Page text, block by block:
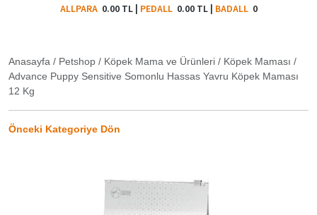
ALLPARA 0.00 TL| PEDALL 0.00 TL| BADALL0
Anasayfa / Petshop / Köpek Mama ve Ürünleri / Köpek Maması /
Advance Puppy Sensitive Somonlu Hassas Yavru Köpek Maması
12 Kg
Önceki Kategoriye Dön